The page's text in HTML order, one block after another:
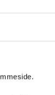
Fragt 0,-